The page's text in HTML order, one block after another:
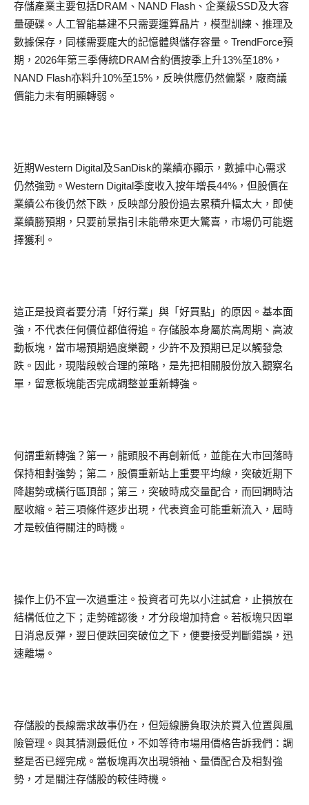
存儲產業主要包括DRAM、NAND Flash、企業級SSD及大容
量硬碟。人工智能基建不只需要運算晶片，模型訓練、推理及
數據保存，同樣需要龐大的記憶體與儲存容量。TrendForce預
期，2026年第三季傳統DRAM合約價按季上升13%至18%，
NAND Flash亦料升10%至15%，反映供應仍然偏緊，廠商議
價能力未有明顯轉弱。
近期Western Digital及SanDisk的業績亦顯示，數據中心需求
仍然強勁。Western Digital季度收入按年增長44%，但股價在
業績公布後仍然下跌，反映部分股份過去累積升幅太大，即使
業績勝預期，只要前景指引未能帶來更大驚喜，市場仍可能選
擇獲利。
這正是投資者要分清「好行業」與「好買點」的原因。基本面
強，不代表任何價位都值得追。存儲股本身屬於高周期、高波
動板塊，當市場預期過度樂觀，少許不及預期已足以觸發急
跌。因此，現階段較合理的策略，是先把相關股份放入觀察名
單，留意板塊能否完成調整並重新轉強。
何謂重新轉強？第一，龍頭股不再創新低，並能在大市回落時
保持相對強勢；第二，股價重新站上重要平均線，突破近期下
降趨勢或橫行區頂部；第三，突破時成交量配合，而回調時沽
壓收縮。若三項條件逐步出現，代表資金可能重新流入，屆時
才是較值得關注的時機。
操作上仍不宜一次過重注。投資者可先以小注試倉，止損放在
結構低位之下；走勢確認後，才分段增加持倉。若板塊只因單
日消息反彈，翌日便跌回突破位之下，便要接受判斷錯誤，迅
速離場。
存儲股的長線需求故事仍在，但短線勝負取決於買入位置與風
險管理。與其猜測最低位，不如等待市場用價格告訴我們：調
整是否已經完成。當板塊再次出現領袖、量價配合及相對強
勢，才是關注存儲股的較佳時機。